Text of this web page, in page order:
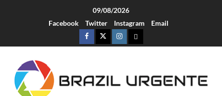
09/08/2026
Facebook
Twitter Instagram Email